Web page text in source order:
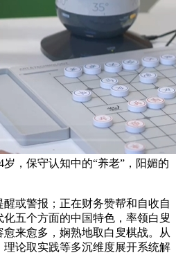
，保守认知中的“养老”，阳媚的
或警报；正在财务赞帮和自收自
五个方面的中国特色，率领白叟
来愈多，娴熟地取白叟棋战。从
论取实践等多沉维度展开系统解